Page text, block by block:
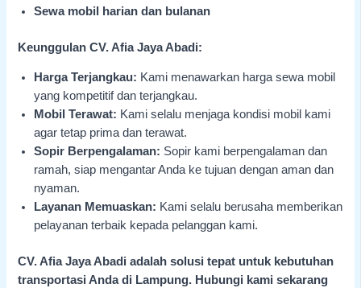
Sewa mobil harian dan bulanan
Keunggulan CV. Afia Jaya Abadi:
Harga Terjangkau: Kami menawarkan harga sewa mobil
yang kompetitif dan terjangkau.
Mobil Terawat: Kami selalu menjaga kondisi mobil kami
agar tetap prima dan terawat.
Sopir Berpengalaman: Sopir kami berpengalaman dan
ramah, siap mengantar Anda ke tujuan dengan aman dan
nyaman.
Layanan Memuaskan: Kami selalu berusaha memberikan
pelayanan terbaik kepada pelanggan kami.
CV. Afia Jaya Abadi adalah solusi tepat untuk kebutuhan
transportasi Anda di Lampung. Hubungi kami sekarang